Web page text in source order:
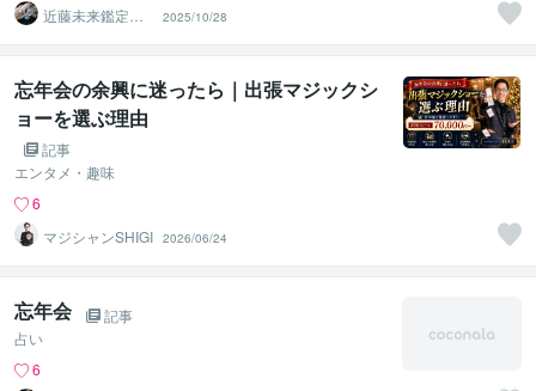
近藤未来鑑定
近藤 光 【移転
済】
2025/10/28
忘年会の余興に迷ったら｜出張マジックシ
ョーを選ぶ理由
記事
エンタメ・趣味
6
マジシャンSHIGI 2026/06/24
忘年会
記事
占い
6